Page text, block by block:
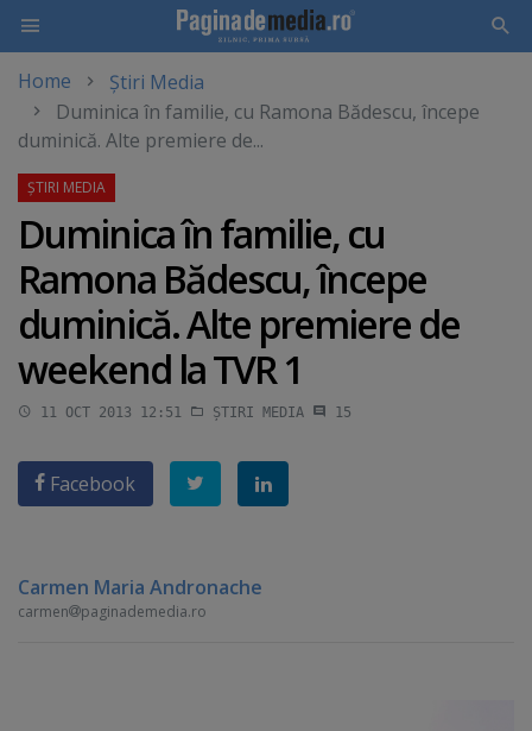
main
content
Home
Știri Media
Duminica în familie, cu Ramona Bădescu, începe
duminică. Alte premiere de...
Duminica în familie, cu
Ramona Bădescu, începe
duminică. Alte premiere de
weekend la TVR 1
11 OCT 2013 12:51 ȘTIRI MEDIA 15
Facebook
Carmen Maria Andronache
carmen paginademedia.ro